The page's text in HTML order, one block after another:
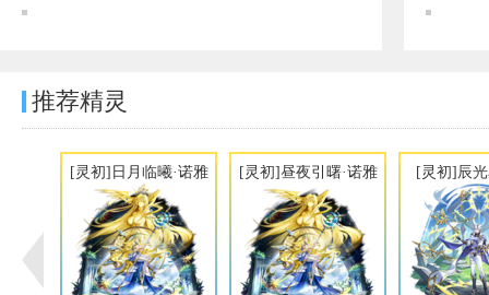
推荐精灵
[灵初]日月临曦·诺雅 [灵初]昼夜引曙·诺雅 [灵初]辰